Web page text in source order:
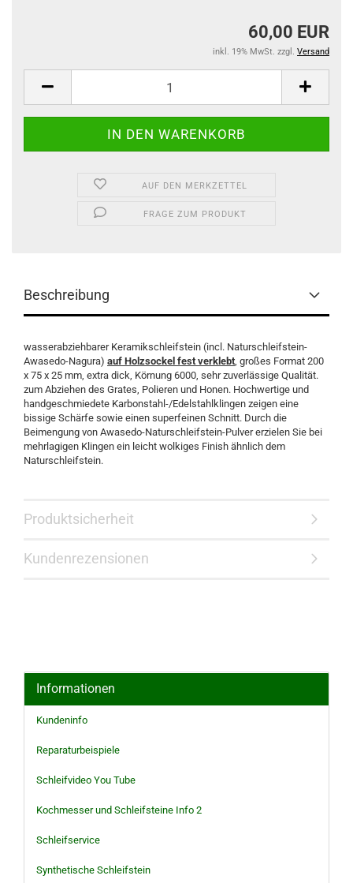
60,00 EUR
inkl. 19% MwSt. zzgl. Versand
AUF DEN MERKZETTEL
FRAGE ZUM PRODUKT
Beschreibung
wasserabziehbarer Keramikschleifstein (incl. Naturschleifstein-
Awasedo-Nagura) auf Holzsockel fest verklebt, großes Format 200
x 75 x 25 mm, extra dick, Körnung 6000, sehr zuverlässige Qualität.
zum Abziehen des Grates, Polieren und Honen. Hochwertige und
handgeschmiedete Karbonstahl-/Edelstahlklingen zeigen eine
bissige Schärfe sowie einen superfeinen Schnitt. Durch die
Beimengung von Awasedo-Naturschleifstein-Pulver erzielen Sie bei
mehrlagigen Klingen ein leicht wolkiges Finish ähnlich dem
Naturschleifstein.
Produktsicherheit
Kundenrezensionen
Informationen
Kundeninfo
Reparaturbeispiele
Schleifvideo You Tube
Kochmesser und Schleifsteine Info 2
Schleifservice
Synthetische Schleifstein